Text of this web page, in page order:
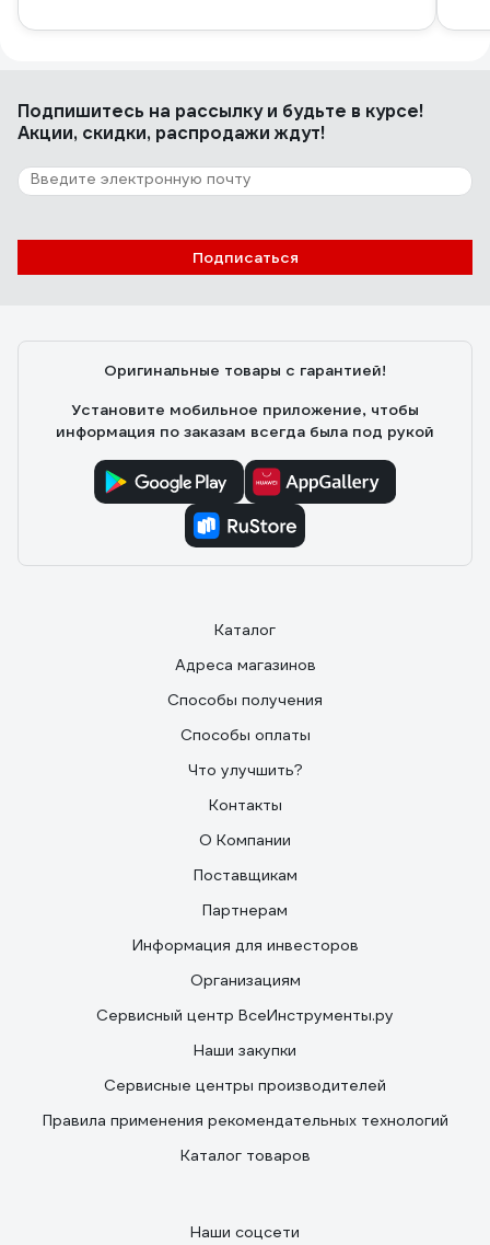
Подпишитесь на рассылкуи будьте в курсе!
Акции, скидки, распродажи ждут!
Подписаться
Оригинальные товары с гарантией!
Установите мобильное приложение, чтобы
информация по заказам всегда была под рукой
Каталог
Адреса магазинов
Способы получения
Способы оплаты
Что улучшить?
Контакты
О Компании
Поставщикам
Партнерам
Информация для инвесторов
Организациям
Сервисный центр ВсеИнструменты.ру
Наши закупки
Сервисные центры производителей
Правила применения рекомендательных технологий
Каталог товаров
Наши соцсети